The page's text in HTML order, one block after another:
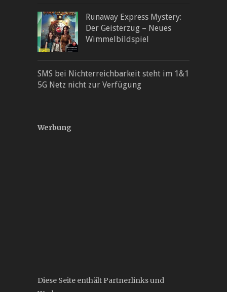
Runaway Express Mystery:
Der Geisterzug – Neues
Wimmelbildspiel
SMS bei Nichterreichbarkeit steht im 1&1
5G Netz nicht zur Verfügung
Werbung
Diese Seite enthält Partnerlinks und